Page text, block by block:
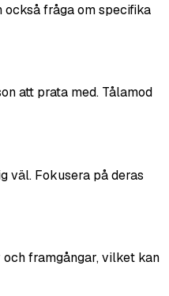
fråga om specifika
att prata med. Tålamod
väl. Fokusera på deras
framgångar, vilket kan